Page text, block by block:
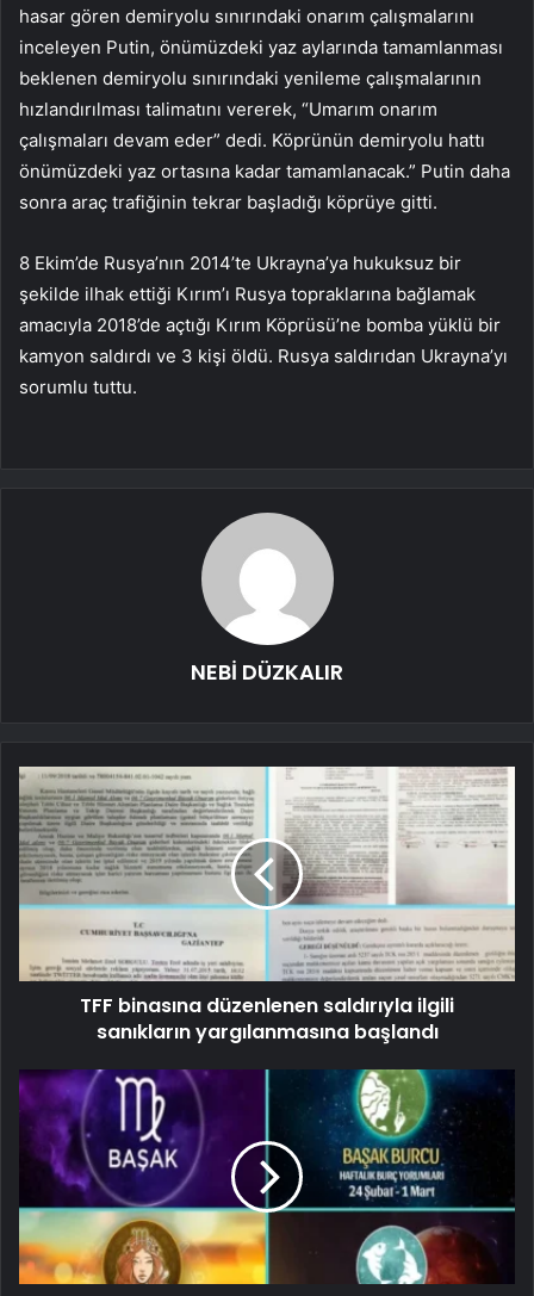
hasar gören demiryolu sınırındaki onarım çalışmalarını
inceleyen Putin, önümüzdeki yaz aylarında tamamlanması
beklenen demiryolu sınırındaki yenileme çalışmalarının
hızlandırılması talimatını vererek, “Umarım onarım
çalışmaları devam eder” dedi. Köprünün demiryolu hattı
önümüzdeki yaz ortasına kadar tamamlanacak.” Putin daha
sonra araç trafiğinin tekrar başladığı köprüye gitti.
8 Ekim’de Rusya’nın 2014’te Ukrayna’ya hukuksuz bir
şekilde ilhak ettiği Kırım’ı Rusya topraklarına bağlamak
amacıyla 2018’de açtığı Kırım Köprüsü’ne bomba yüklü bir
kamyon saldırdı ve 3 kişi öldü. Rusya saldırıdan Ukrayna’yı
sorumlu tuttu.
NEBİ DÜZKALIR
TFF binasına düzenlenen saldırıyla ilgili
sanıkların yargılanmasına başlandı